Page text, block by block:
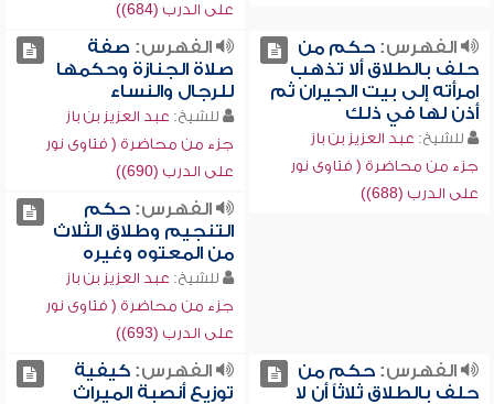
على الدرب (684))
الفهرس:حكم من
حلف بالطلاق ألا تذهب
امرأته إلى بيت الجيران ثم
أذن لها في ذلك
للشيخ: عبد العزيز بن باز
جزء من محاضرة ( فتاوى نور
على الدرب (688))
الفهرس: صفة
صلاة الجنازة وحكمها
للرجال والنساء
للشيخ: عبد العزيز بن باز
جزء من محاضرة ( فتاوى نور
على الدرب (690))
الفهرس:حكم
التنجيم وطلاق الثلاث
من المعتوه وغيره
للشيخ: عبد العزيز بن باز
جزء من محاضرة ( فتاوى نور
على الدرب (693))
الفهرس:حكم من
حلف بالطلاق ثلاثاً أن لا
الفهرس:كيفية
توزيع أنصبة الميراث